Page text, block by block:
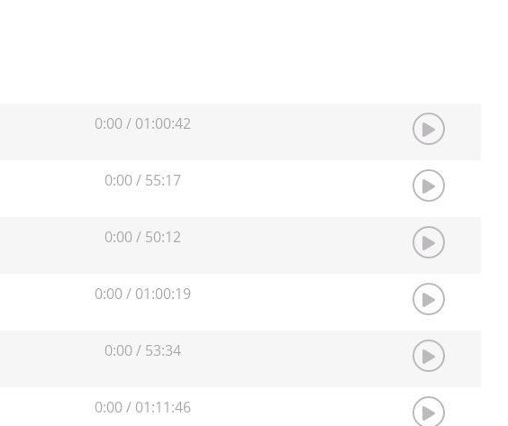
0:00/ 01:00:42
0:00/ 55:17
0:00/ 50:12
0:00/ 01:00:19
0:00/ 53:34
0:00/ 01:11:46